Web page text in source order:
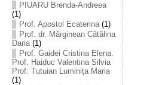
PIUARU Brenda-Andreea
(1)
Prof. Apostol Ecaterina(1)
Prof. dr. Mărginean Cătălina
Daria(1)
Prof. Gaidei Cristina Elena.
Prof. Haiduc Valentina Silvia
Prof. Tutuian Luminița Maria
(1)